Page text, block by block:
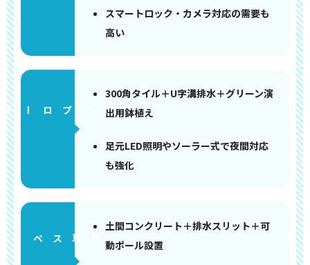
スマートロック・カメラ対応の需要も
高い
アプローチ
300角タイル＋U字溝排水＋グリーン演
出用鉢植え
足元LED照明やソーラー式で夜間対応
も強化
土間コンクリート＋排水スリット＋可
動ポール設置